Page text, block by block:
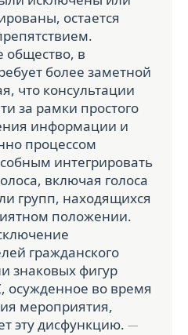
остается
общество, в
более заметной
что консультации
за рамки простого
информации и
процессом
интегрировать
включая голоса
групп, находящихся
положении.
гражданского
знаковых фигур
осужденное во время
мероприятия,
эту дисфункцию. —